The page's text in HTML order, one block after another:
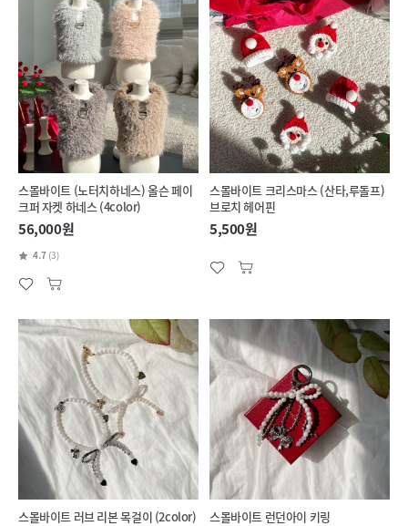
스몰바이트 (노터치하네스) 올슨 페이
크퍼 자켓 하네스 (4color)
56,000원
4.7 (3)
스몰바이트 크리스마스 (산타,루돌프)
브로치 헤어핀
5,500원
스몰바이트 러브 리본 목걸이 (2color) 스몰바이트 런던아이 키링